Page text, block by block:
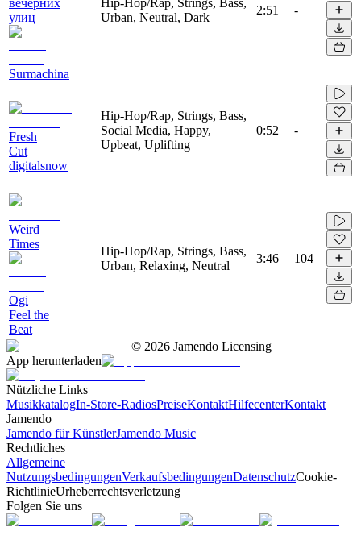
улиц
Surmachina
Urban, Neutral, Dark
2:51 -
Fresh
Cut
digitalsnow
Hip-Hop/Rap, Strings, Bass,
Social Media, Happy,
Upbeat, Uplifting
0:52 -
Weird
Times
Ogi
Feel the
Beat
Hip-Hop/Rap, Strings, Bass,
Urban, Relaxing, Neutral
3:46 104
© 2026 Jamendo Licensing
App herunterladen
Nützliche Links
MusikkatalogIn-Store-RadiosPreiseKontaktHilfecenterKontakt
Jamendo
Jamendo für KünstlerJamendo Music
Rechtliches
Allgemeine
NutzungsbedingungenVerkaufsbedingungenDatenschutzCookie-
RichtlinieUrheberrechtsverletzung
Folgen Sie uns